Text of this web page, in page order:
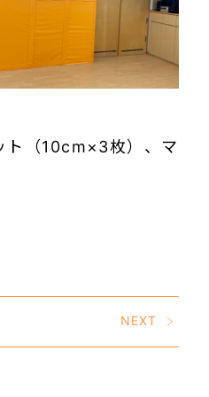
ト（10cm×3枚）、マ
NEXT